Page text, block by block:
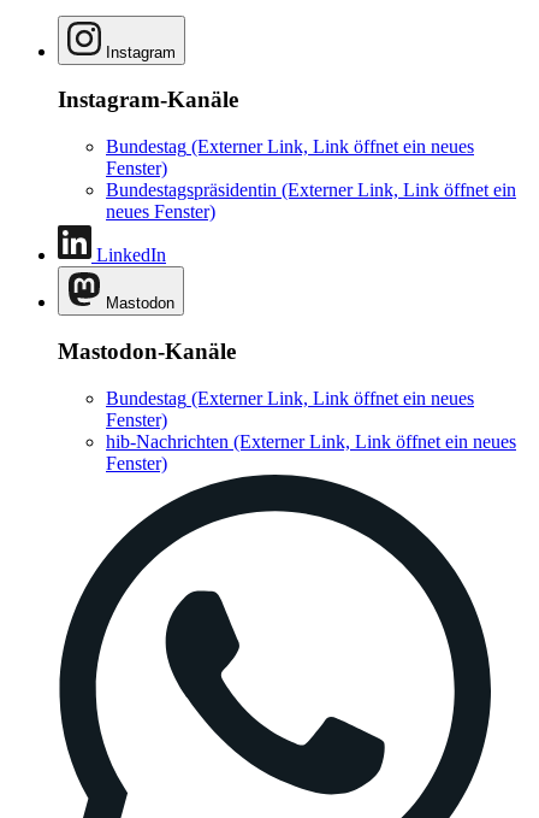
Instagram
Instagram-Kanäle
Bundestag (Externer Link, Link öffnet ein neues
Fenster)
Bundestagspräsidentin (Externer Link, Link öffnet ein
neues Fenster)
LinkedIn
Mastodon
Mastodon-Kanäle
Bundestag (Externer Link, Link öffnet ein neues
Fenster)
hib-Nachrichten (Externer Link, Link öffnet ein neues
Fenster)